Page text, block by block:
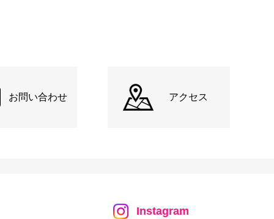
お問い合わせ アクセス
Instagram